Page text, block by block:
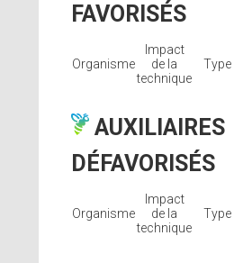
FAVORISÉS
Organisme
Impact
de la
technique
Type
AUXILIAIRES
DÉFAVORISÉS
Organisme
Impact
de la
technique
Type